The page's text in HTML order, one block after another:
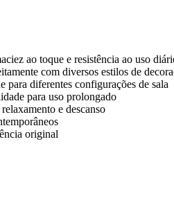
ao toque e resistência ao uso
com diversos estilos de
para diferentes configurações de sala
para uso prolongado
e descanso
original